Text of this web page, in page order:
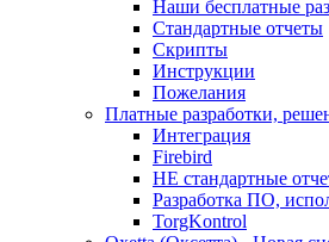
Наши бесплатные
Стандартные отчеты
Скрипты
Инструкции
Пожелания
Платные разработки,
Интеграция
Firebird
НЕ стандартные
Разработка ПО,
TorgKontrol